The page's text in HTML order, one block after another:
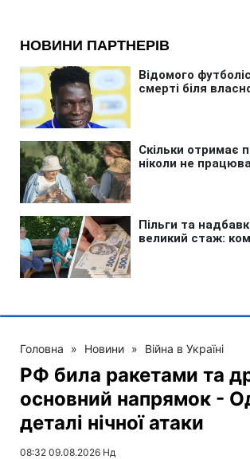
Головна » Новини » Війна в Україні
РФ била ракетами та
основний напрямок -
деталі нічної атаки
08:32 09.08.2026 Нд